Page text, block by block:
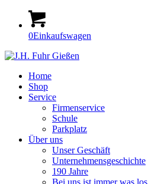
0Einkaufswagen
Home
Shop
Service
Firmenservice
Schule
Parkplatz
Über uns
Unser Geschäft
Unternehmensgeschichte
190 Jahre
Bei uns ist immer was los